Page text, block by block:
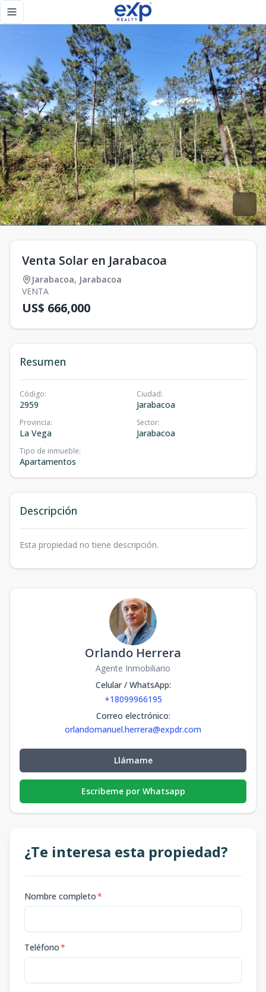
Toggle navigation menu
Venta Solar en Jarabacoa
Jarabacoa, Jarabacoa
VENTA
US$ 666,000
Resumen
Código:
2959
Ciudad:
Jarabacoa
Provincia:
La Vega
Sector:
Jarabacoa
Tipo de inmueble:
Apartamentos
Descripción
Esta propiedad no tiene descripción.
Orlando Herrera
Agente Inmobiliario
Celular / WhatsApp:
+18099966195
Correo electrónico:
orlandomanuel.herrera@expdr.com
Llámame
Escribeme por Whatsapp
¿Te interesa esta propiedad?
Nombre completo*
Teléfono*
Venta Solar en Jarabacoa - eXp Realty República